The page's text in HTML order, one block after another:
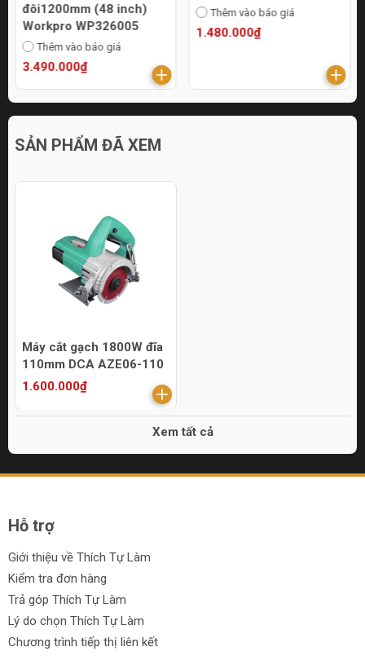
đôi1200mm (48 inch)
Workpro WP326005
Thêm vào báo giá
3.490.000₫
Thêm vào báo giá
1.480.000₫
SẢN PHẨM ĐÃ XEM
Máy cắt gạch 1800W đĩa
110mm DCA AZE06-110
1.600.000₫
Xem tất cả
Hỗ trợ
Giới thiệu về Thích Tự Làm
Kiểm tra đơn hàng
Trả góp Thích Tự Làm
Lý do chọn Thích Tự Làm
Chương trình tiếp thị liên kết